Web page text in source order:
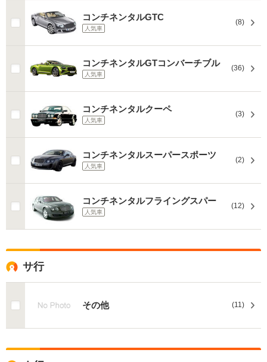
コンチネンタルGTC
人気車
(8)
コンチネンタルGTコンバーチブル
人気車
(36)
コンチネンタルクーペ
人気車
(3)
コンチネンタルスーパースポーツ
人気車
(2)
コンチネンタルフライングスパー
人気車
(12)
サ行
その他 (11)